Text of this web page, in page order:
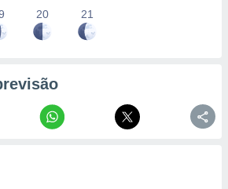
20 21